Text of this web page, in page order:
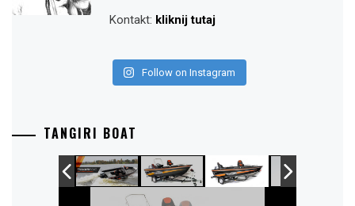
Kontakt: kliknij tutaj
Follow on Instagram
TANGIRI BOAT